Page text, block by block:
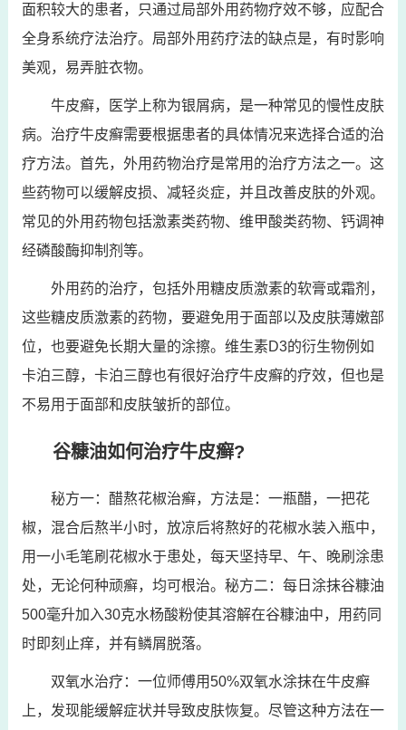
面积较大的患者，只通过局部外用药物疗效不够，应配合
全身系统疗法治疗。局部外用药疗法的缺点是，有时影响
美观，易弄脏衣物。
牛皮癣，医学上称为银屑病，是一种常见的慢性皮肤
病。治疗牛皮癣需要根据患者的具体情况来选择合适的治
疗方法。首先，外用药物治疗是常用的治疗方法之一。这
些药物可以缓解皮损、减轻炎症，并且改善皮肤的外观。
常见的外用药物包括激素类药物、维甲酸类药物、钙调神
经磷酸酶抑制剂等。
外用药的治疗，包括外用糖皮质激素的软膏或霜剂，
这些糖皮质激素的药物，要避免用于面部以及皮肤薄嫩部
位，也要避免长期大量的涂擦。维生素D3的衍生物例如
卡泊三醇，卡泊三醇也有很好治疗牛皮癣的疗效，但也是
不易用于面部和皮肤皱折的部位。
谷糠油如何治疗牛皮癣?
秘方一：醋熬花椒治癣，方法是：一瓶醋，一把花
椒，混合后熬半小时，放凉后将熬好的花椒水装入瓶中，
用一小毛笔刷花椒水于患处，每天坚持早、午、晚刷涂患
处，无论何种顽癣，均可根治。秘方二：每日涂抹谷糠油
500毫升加入30克水杨酸粉使其溶解在谷糠油中，用药同
时即刻止痒，并有鳞屑脱落。
双氧水治疗：一位师傅用50%双氧水涂抹在牛皮癣
上，发现能缓解症状并导致皮肤恢复。尽管这种方法在一